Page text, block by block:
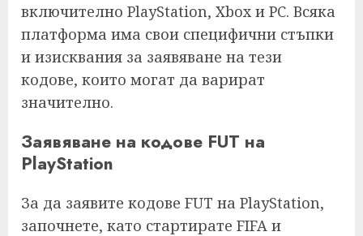
включително PlayStation, Xbox и PC. Всяка
платформа има свои специфични стъпки
и изисквания за заявяване на тези
кодове, които могат да варират
значително.
Заявяване на кодове FUT на
PlayStation
За да заявите кодове FUT на PlayStation,
започнете, като стартирате FIFA и